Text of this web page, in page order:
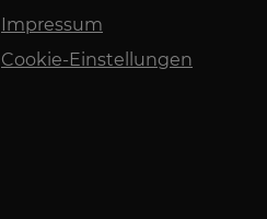
Impressum
Cookie-Einstellungen